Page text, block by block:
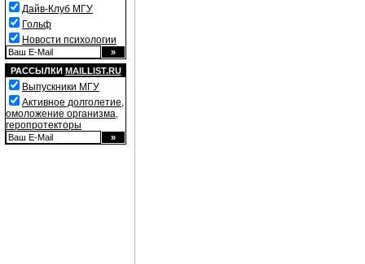
Дайв-Клуб МГУ
Гольф
Новости психологии
РАССЫЛКИ MAILLIST.RU
Выпускники МГУ
Активное долголетие,
омоложение организма,
геропротекторы